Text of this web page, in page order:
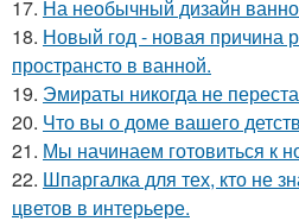
17. На необычный дизайн
18. Новый год - новая причина
пространсто в ванной.
19. Эмираты никогда не
20. Что вы о доме вашего
21. Мы начинаем готовиться к
22. Шпаргалка для тех, кто не
цветов в интерьере.